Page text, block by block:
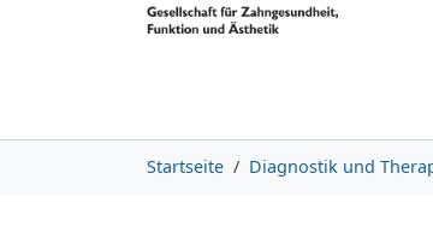
Skip to main content
Skip to page footer
Startseite Diagnostik und